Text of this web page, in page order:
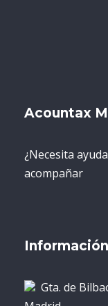
Acountax
¿Necesita
acompañar
Gta. de